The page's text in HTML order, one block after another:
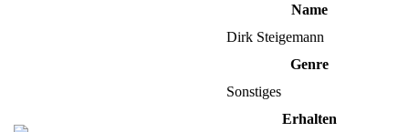
Name
Dirk Steigemann
Genre
Sonstiges
Erhalten